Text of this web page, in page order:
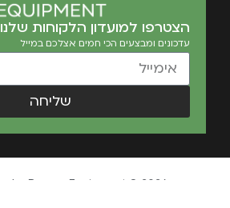
הצטרפו למועדון הלקוחות שלנו
עדכונים ומבצעים הכי חמים אצלכם במייל
שליחה
Ranger Equipment © 2026 כל הזכויות שמורות